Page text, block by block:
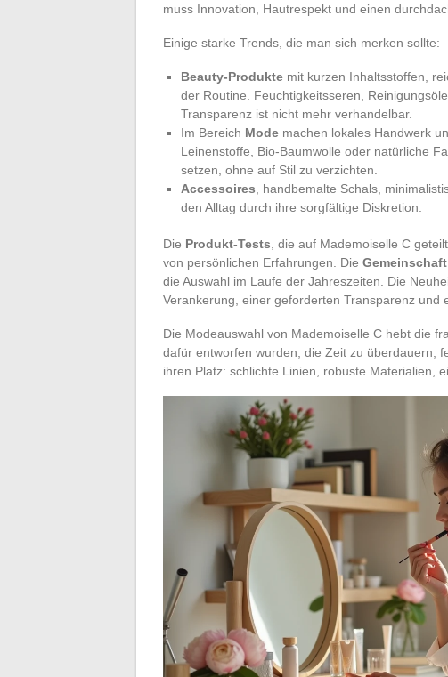
muss Innovation, Hautrespekt und einen
Einige starke Trends, die man sich merken sollte:
Beauty-Produkte mit kurzen Inhaltsstoffen,
der Routine. Feuchtigkeitsseren,
Transparenz ist nicht mehr verhandelbar.
Im Bereich Mode machen lokales Handwerk
Leinenstoffe, Bio-Baumwolle oder natürliche
setzen, ohne auf Stil zu verzichten.
Accessoires , handbemalte Schals,
den Alltag durch ihre sorgfältige Diskretion.
Die Produkt-Tests , die auf Mademoiselle C
von persönlichen Erfahrungen. Die Gemeinschaft
die Auswahl im Laufe der Jahreszeiten. Die
Verankerung, einer geforderten Transparenz und
Die Modeauswahl von Mademoiselle C hebt die
dafür entworfen wurden, die Zeit zu überdauern,
ihren Platz: schlichte Linien, robuste Materialien,